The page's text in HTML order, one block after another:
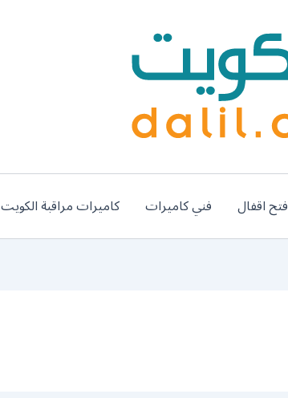
فتح اقفال فني كاميرات كاميرات مراقبة الكويت